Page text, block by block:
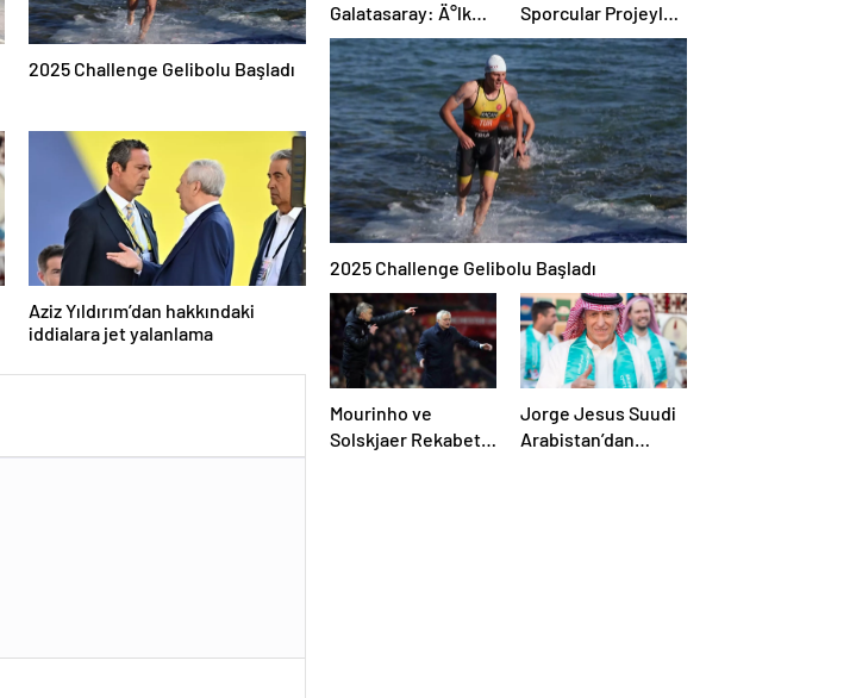
2025 Challenge Gelibolu Başladı
Aziz Yıldırım’dan hakkındaki
iddialara jet yalanlama
Galatasaray: Ä°lk
11’de sÃ¼rpriz
tercihler
Sporcular Projeyle
Eğleniyor
2025 Challenge Gelibolu Başladı
Mourinho ve
Solskjaer Rekabeti
Jorge Jesus Suudi
Arabistan’dan